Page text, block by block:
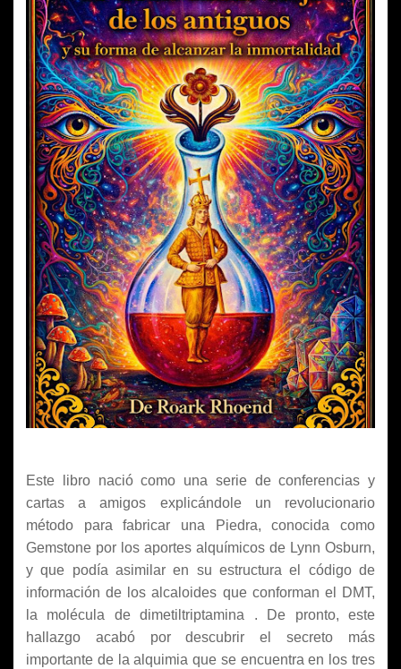
Este libro nació como una serie de conferencias y
cartas a amigos explicándole un revolucionario
método para fabricar una Piedra, conocida como
Gemstone por los aportes alquímicos de Lynn Osburn,
y que podía asimilar en su estructura el código de
información de los alcaloides que conforman el DMT,
la molécula de dimetiltriptamina . De pronto, este
hallazgo acabó por descubrir el secreto más
importante de la alquimia que se encuentra en los tres